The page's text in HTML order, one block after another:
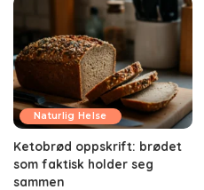
Naturlig Helse
Ketobrød oppskrift: brødet
som faktisk holder seg
sammen